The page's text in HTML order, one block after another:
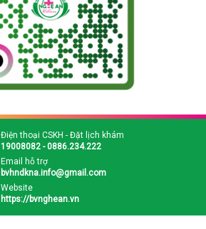
Điện thoại CSKH - Đặt lịch khám
19008082 - 0886.234.222
Email hỗ trợ
bvhndkna.info@gmail.com
Website
https://bvnghean.vn